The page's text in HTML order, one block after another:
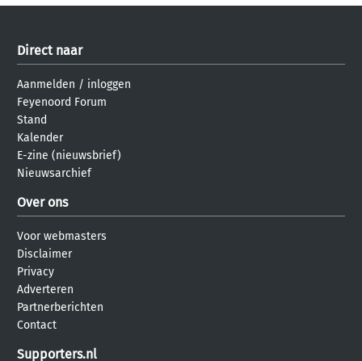
Direct naar
Aanmelden / inloggen
Feyenoord Forum
Stand
Kalender
E-zine (nieuwsbrief)
Nieuwsarchief
Over ons
Voor webmasters
Disclaimer
Privacy
Adverteren
Partnerberichten
Contact
Supporters.nl